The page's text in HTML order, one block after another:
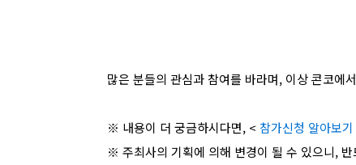
많은 분들의 관심과 참여를 바라며, 이상 콘코에
※ 내용이 더 궁금하시다면, < 참가신청 알아보기
※ 주최사의 기획에 의해 변경이 될 수 있으니,